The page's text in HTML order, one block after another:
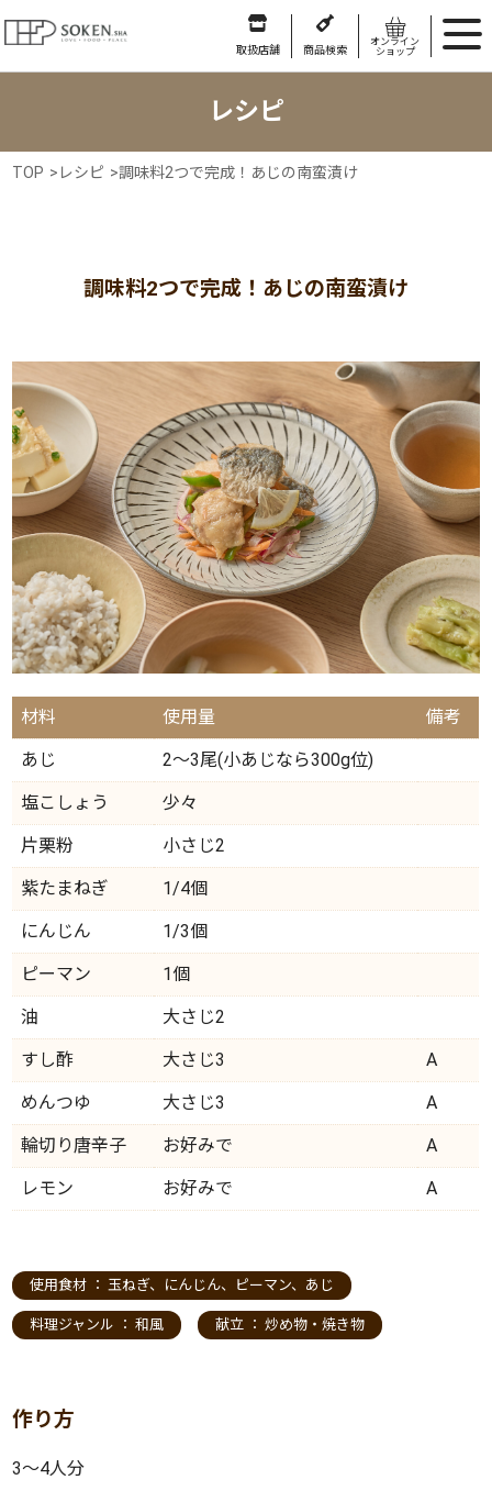
取扱店舗 商品検索
オンライン
ショップ
レシピ
TOP > レシピ >調味料2つで完成！あじの南蛮漬け
調味料2つで完成！あじの南蛮漬け
材料 使用量 備考
あじ 2～3尾(小あじなら300g位)
塩こしょう 少々
片栗粉 小さじ2
紫たまねぎ 1/4個
にんじん 1/3個
ピーマン 1個
油 大さじ2
すし酢 大さじ3 A
めんつゆ 大さじ3 A
輪切り唐辛子 お好みで A
レモン お好みで A
使用食材 ： 玉ねぎ、 にんじん、 ピーマン、 あじ
料理ジャンル ：和風 献立 ：炒め物・焼き物
作り方
3〜4人分